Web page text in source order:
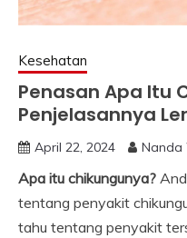
Kesehatan
Penasan Apa Itu
Penjelasannya
April 22, 2024 Nanda
Apa itu chikungunya?
tentang penyakit
tahu tentang penyakit